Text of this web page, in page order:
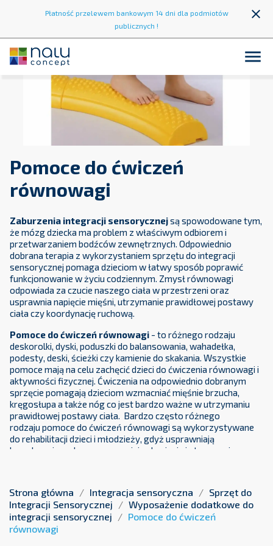
Płatność przelewem bankowym 14 dni dla podmiotów
publicznych !
close

Pomoce do ćwiczeń
równowagi
Zaburzenia integracji sensorycznejsą spowodowane tym,
że mózg dziecka ma problem z właściwym odbiorem i
przetwarzaniem bodźców zewnętrznych. Odpowiednio
dobrana terapia z wykorzystaniem sprzętu do integracji
sensorycznej pomaga dzieciom w łatwy sposób poprawić
funkcjonowanie w życiu codziennym. Zmysł równowagi
odpowiada za czucie naszego ciała w przestrzeni oraz
usprawnia napięcie mięśni, utrzymanie prawidłowej postawy
ciała czy koordynację ruchową.
Pomoce do ćwiczeń równowagi - to różnego rodzaju
deskorolki, dyski, poduszki do balansowania, wahadełka,
podesty, deski, ścieżki czy kamienie do skakania. Wszystkie
pomoce mają na celu zachęcić dzieci do ćwiczenia równowagi i
aktywności fizycznej. Ćwiczenia na odpowiednio dobranym
sprzęcie pomagają dzieciom wzmacniać mięśnie brzucha,
kręgosłupa a także nóg co jest bardzo ważne w utrzymaniu
prawidłowej postawy ciała. Bardzo często różnego
rodzaju pomoce do ćwiczeń równowagi są wykorzystywane
do rehabilitacji dzieci i młodzieży, gdyż usprawniają
koordynację ruchową, poprawiają skupienie i utrzymanie
poduszek do balansowania, wahadełek, podestów, desek,
ścieżek czy kamieni do skakania znajdujących się w tym dziale
mają na celu pobudzenie i poprawę kondycji psychicznej i
fizycznej u dzieci, a także gwarantują dzieciom wspaniałą
Strona główna Integracja sensoryczna
Sprzęt do
Integracji Sensorycznej
Wyposażenie dodatkowe do
integracji sensorycznej
Pomoce do ćwiczeń
równowagi